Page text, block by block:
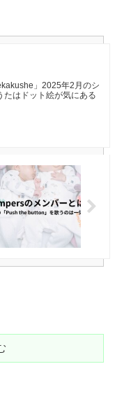
」2025年2月のシ
たはドット絵が気にある